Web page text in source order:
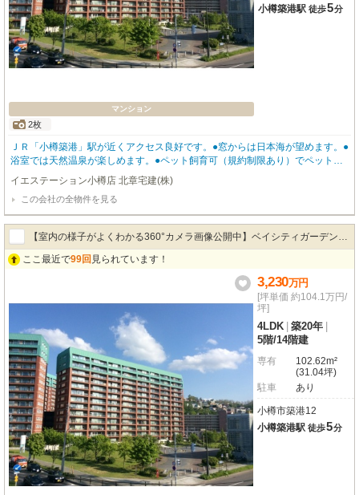
マンション
2枚
小樽築港駅 徒歩5分
ＪＲ「小樽築港」駅が近くアクセス良好です。●窓からは日本海が望めます。●
浴室では天然温泉が楽しめます。●ペット飼育可（規約制限あり）でペットの
足洗い場もあります。お問合せの際は【物件番号29851】とお伝えいただける
とスムーズにご対応できます。
イエステーション小樽店 北章宅建(株)
この会社の全物件を見る
【室内の様子がよくわかる360°カメラ画像公開中】ベイシティガーデン小
樽サイドA
ここ最近で99回 見られています！
3,230万円
[坪単価 約104.1万円/
坪]
4LDK 築20年
5階/14階建
専有
102.62m²
(31.04坪)
駐車
あり
小樽市築港12
小樽築港駅 徒歩5分